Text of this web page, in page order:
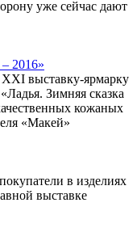
уже сейчас дают
2016»
выставку-ярмарку
Зимняя сказка
кожаных
«Макей»
в изделиях
выставке